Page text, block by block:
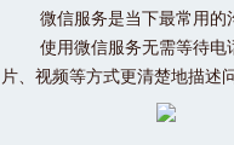
微信服务是当下最常用的沟
使用微信服务无需等待电话
片、视频等方式更清楚地描述